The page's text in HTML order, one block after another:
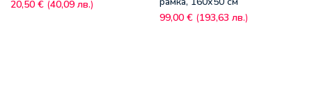
20,50 € (40,09 лв.)
99,00 € (193,63 лв.)